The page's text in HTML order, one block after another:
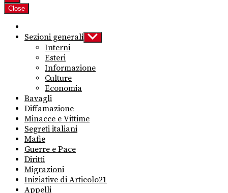
Close
Sezioni generali Show
sub
Interni
Esteri
Informazione
Culture
Economia
Bavagli
Diffamazione
Minacce e Vittime
Segreti italiani
Mafie
Guerre e Pace
Diritti
Migrazioni
Iniziative di Articolo21
Appelli